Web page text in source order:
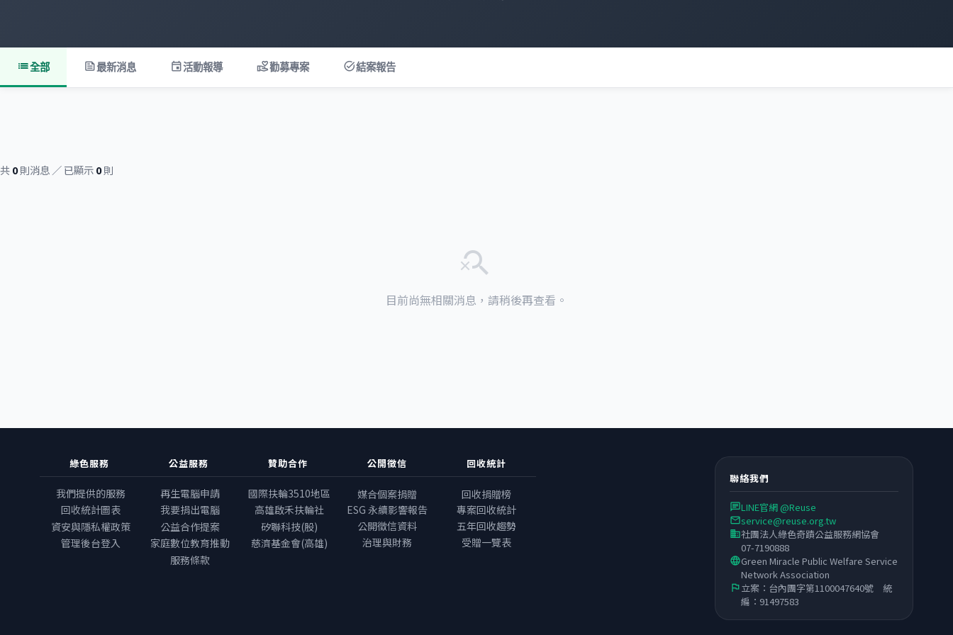
list全部 feed最新消息 event活動報導 volunteer_activism勸募專案 task_alt結案報告
共0則消息 ／ 已顯示0則
search_off
目前尚無相關消息，請稍後再查看。
綠色服務
我們提供的服務
回收統計圖表
資安與隱私權政策
管理後台登入
公益服務
再生電腦申請
我要捐出電腦
公益合作提案
家庭數位教育推動
服務條款
贊助合作
國際扶輪3510地區
高雄啟禾扶輪社
矽聯科技(股)
慈濟基金會(高雄)
公開徵信
媒合個案捐贈
ESG 永續影響報告
公開徵信資料
治理與財務
回收統計
回收捐贈榜
專案回收統計
五年回收趨勢
受贈一覽表
聯絡我們
chatLINE官網 @Reuse
emailservice@reuse.org.tw
business社團法人綠色奇蹟公益服務網協會
07-7190888
languageGreen Miracle Public Welfare Service
Network Association
flag立案：台內團字第1100047640號 統
編：91497583